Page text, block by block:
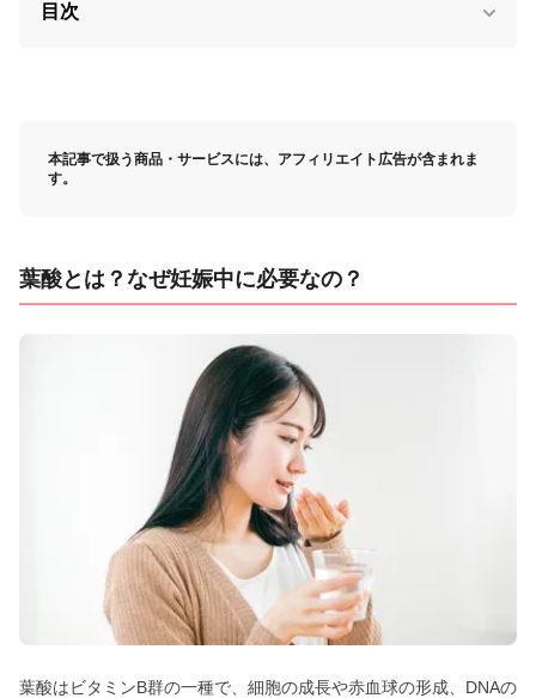
目次
本記事で扱う商品・サービスには、アフィリエイト広告が含まれま
す。
葉酸とは？なぜ妊娠中に必要なの？
葉酸はビタミンB群の一種で、細胞の成長や赤血球の形成、DNAの